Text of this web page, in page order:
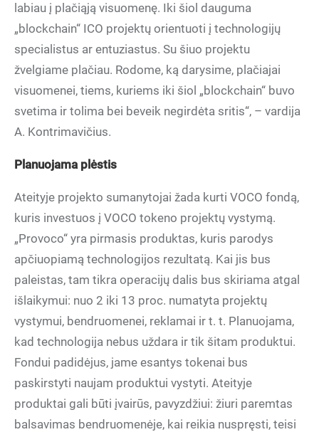
labiau į plačiąją visuomenę. Iki šiol dauguma
„blockchain“ ICO projektų orientuoti į technologijų
specialistus ar entuziastus. Su šiuo projektu
žvelgiame plačiau. Rodome, ką darysime, plačiajai
visuomenei, tiems, kuriems iki šiol „blockchain“ buvo
svetima ir tolima bei beveik negirdėta sritis“, – vardija
A. Kontrimavičius.
Planuojama plėstis
Ateityje projekto sumanytojai žada kurti VOCO fondą,
kuris investuos į VOCO tokeno projektų vystymą.
„Provoco“ yra pirmasis produktas, kuris parodys
apčiuopiamą technologijos rezultatą. Kai jis bus
paleistas, tam tikra operacijų dalis bus skiriama atgal
išlaikymui: nuo 2 iki 13 proc. numatyta projektų
vystymui, bendruomenei, reklamai ir t. t. Planuojama,
kad technologija nebus uždara ir tik šitam produktui.
Fondui padidėjus, jame esantys tokenai bus
paskirstyti naujam produktui vystyti. Ateityje
produktai gali būti įvairūs, pavyzdžiui: žiuri paremtas
balsavimas bendruomenėje, kai reikia nuspręsti, teisi